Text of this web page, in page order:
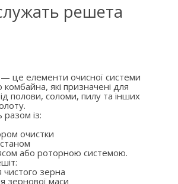
решета
це елементи очисної системи
які призначені для
полови, соломи, пилу та інших
із:
очистки
або роторною системою.
чистого зерна
зернової маси